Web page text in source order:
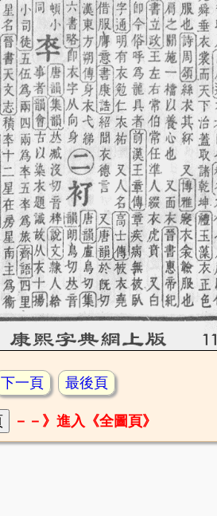
下一頁 最後頁
－－》進入《全圖頁》